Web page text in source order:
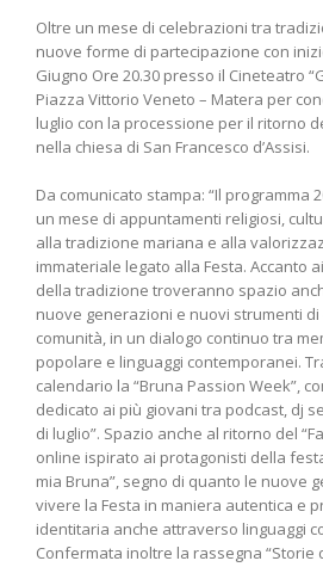
Oltre un mese di celebrazioni tra
nuove forme di partecipazione con
Giugno Ore 20.30 presso il Cineteatro
Piazza Vittorio Veneto – Matera per
luglio con la processione per il ritorno
nella chiesa di San Francesco d’Assisi.
Da comunicato stampa: “Il programma
un mese di appuntamenti religiosi,
alla tradizione mariana e alla
immateriale legato alla Festa. Accanto
della tradizione troveranno spazio
nuove generazioni e nuovi strumenti
comunità, in un dialogo continuo tra
popolare e linguaggi contemporanei.
calendario la “Bruna Passion Week”,
dedicato ai più giovani tra podcast, dj
di luglio”. Spazio anche al ritorno del
online ispirato ai protagonisti della
mia Bruna”, segno di quanto le nuove
vivere la Festa in maniera autentica e
identitaria anche attraverso linguaggi
Confermata inoltre la rassegna “Storie